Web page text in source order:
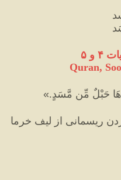
۴ و ۵
Quran,
حَبْلٌ مِّن مَّسَدٍ.»